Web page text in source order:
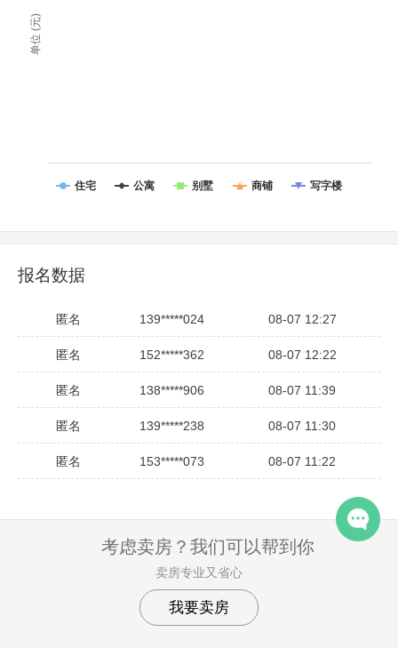
单位 (元)
住宅 公寓 别墅 商铺 写字楼
报名数据
匿名 139*****024 08-07 12:27
匿名 152*****362 08-07 12:22
匿名 138*****906 08-07 11:39
匿名 139*****238 08-07 11:30
匿名 153*****073 08-07 11:22
183*****154
173*****553
考虑卖房？我们可以帮到你
卖房专业又省心
我要卖房